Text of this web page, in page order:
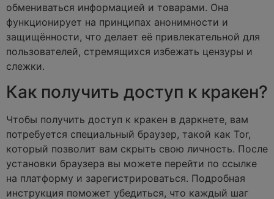
обмениваться информацией и товарами. Она
функционирует на принципах анонимности и
защищённости, что делает её привлекательной для
пользователей, стремящихся избежать цензуры и
слежки.
Как получить доступ к кракен?
Чтобы получить доступ к кракен в даркнете, вам
потребуется специальный браузер, такой как Tor,
который позволит вам скрыть свою личность. После
установки браузера вы можете перейти по ссылке
на платформу и зарегистрироваться. Подробная
инструкция поможет убедиться, что каждый шаг